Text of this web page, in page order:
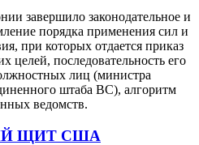
завершило законодательное и
порядка применения сил и
при которых отдается приказ
целей, последовательность его
лиц (министра
штаба ВС), алгоритм
ведомств.
ЩИТ США